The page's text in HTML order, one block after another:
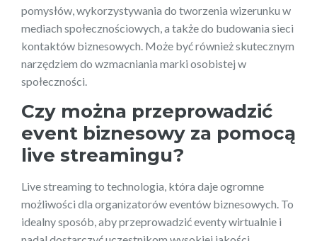
pomysłów, wykorzystywania do tworzenia wizerunku w
mediach społecznościowych, a także do budowania sieci
kontaktów biznesowych. Może być również skutecznym
narzędziem do wzmacniania marki osobistej w
społeczności.
Czy można przeprowadzić
event biznesowy za pomocą
live streamingu?
Live streaming to technologia, która daje ogromne
możliwości dla organizatorów eventów biznesowych. To
idealny sposób, aby przeprowadzić eventy wirtualnie i